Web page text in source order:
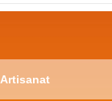
Artisanat